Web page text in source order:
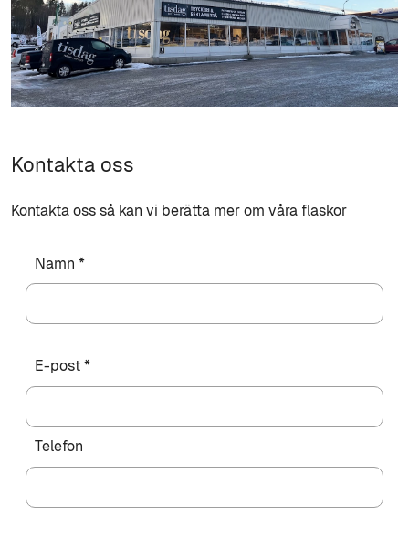
Kontakta oss
Kontakta oss så kan vi berätta mer om våra flaskor
Namn *
E-post *
Telefon